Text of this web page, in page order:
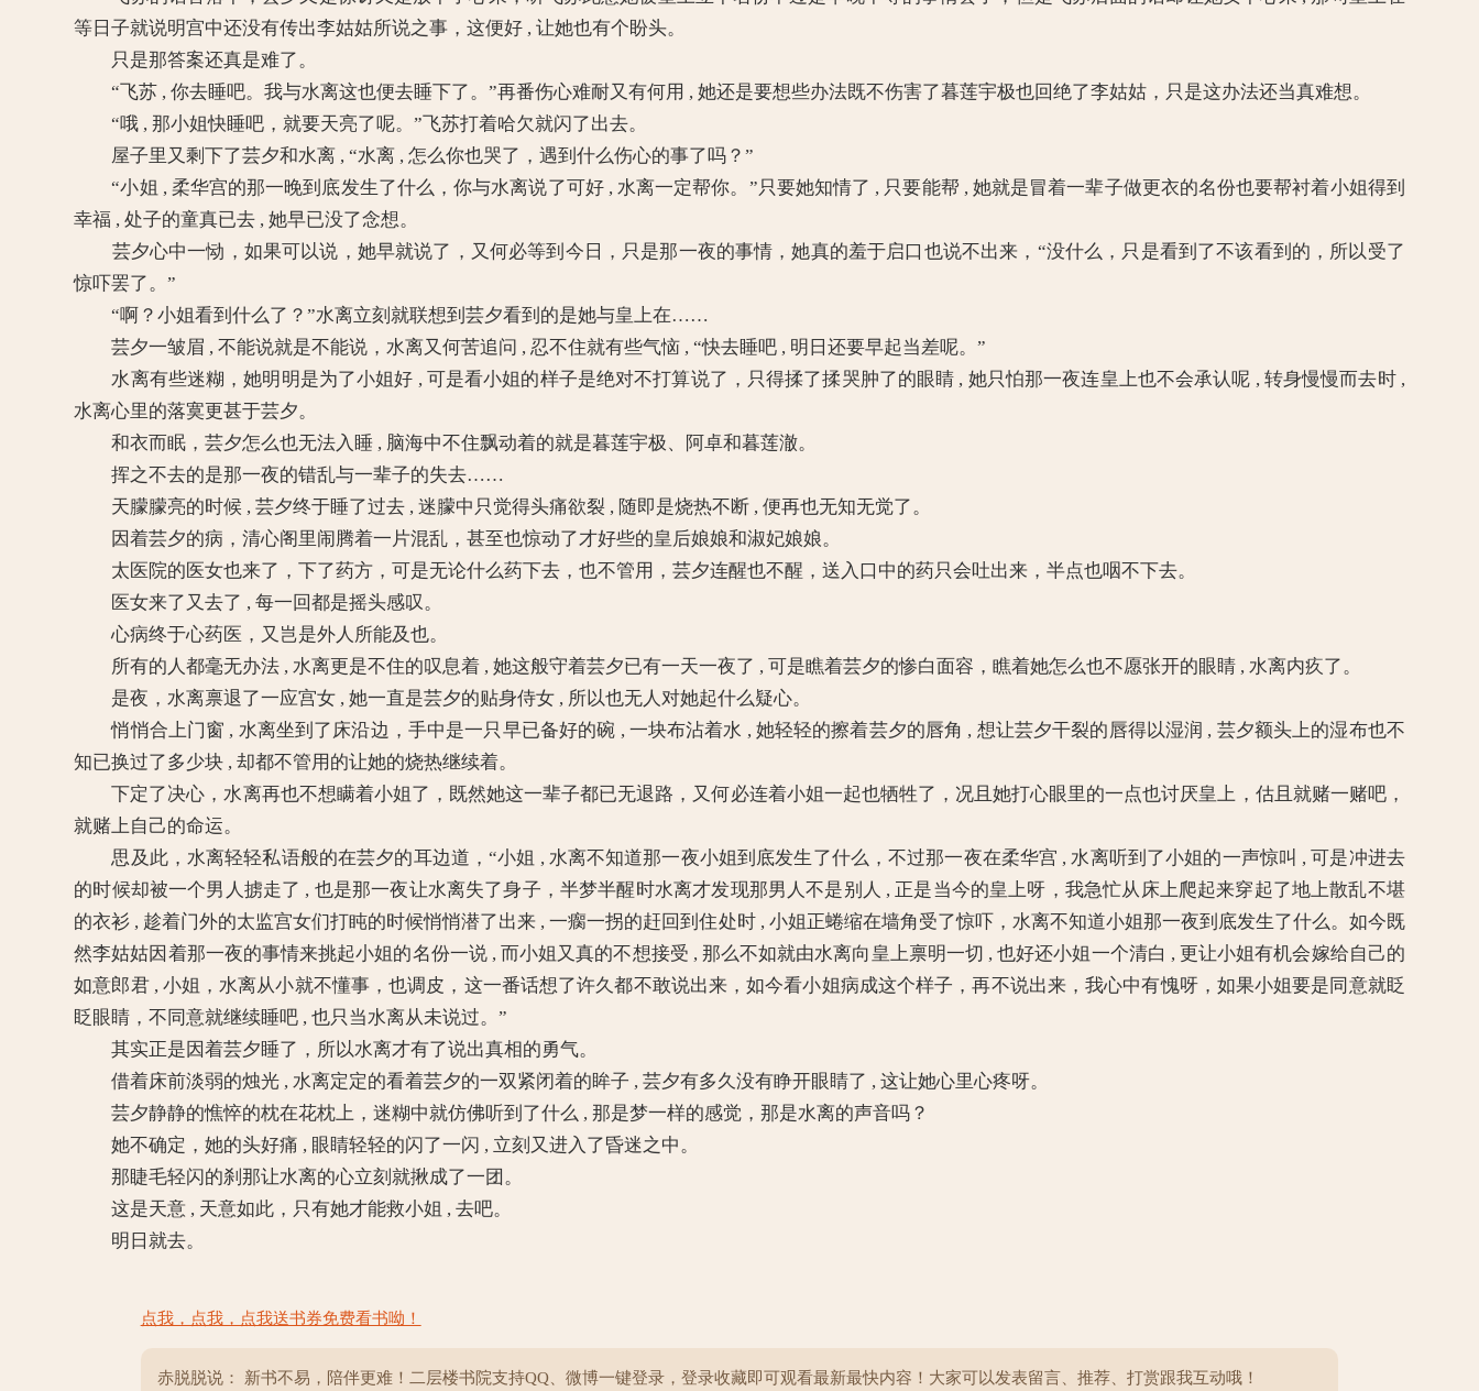
等日子就说明宫中还没有传出李姑姑所说之事，这便好 , 让她也有个盼头。
只是那答案还真是难了。
“飞苏 , 你去睡吧。我与水离这也便去睡下了。”再番伤心难耐又有何用 , 她还是要想些办法既不伤害了暮莲宇极也回绝了李姑姑，只是这办法还当真难想。
“哦 , 那小姐快睡吧，就要天亮了呢。”飞苏打着哈欠就闪了出去。
屋子里又剩下了芸夕和水离 , “水离 , 怎么你也哭了，遇到什么伤心的事了吗？”
“小姐 , 柔华宫的那一晚到底发生了什么，你与水离说了可好 , 水离一定帮你。”只要她知情了 , 只要能帮 , 她就是冒着一辈子做更衣的名份也要帮衬着小姐得到
幸福 , 处子的童真已去 , 她早已没了念想。
芸夕心中一恸，如果可以说，她早就说了，又何必等到今日，只是那一夜的事情，她真的羞于启口也说不出来，“没什么，只是看到了不该看到的，所以受了
惊吓罢了。”
“啊？小姐看到什么了？”水离立刻就联想到芸夕看到的是她与皇上在……
芸夕一皱眉 , 不能说就是不能说，水离又何苦追问 , 忍不住就有些气恼 , “快去睡吧 , 明日还要早起当差呢。”
水离有些迷糊，她明明是为了小姐好 , 可是看小姐的样子是绝对不打算说了，只得揉了揉哭肿了的眼睛 , 她只怕那一夜连皇上也不会承认呢 , 转身慢慢而去时 ,
水离心里的落寞更甚于芸夕。
和衣而眠，芸夕怎么也无法入睡 , 脑海中不住飘动着的就是暮莲宇极、阿卓和暮莲澈。
挥之不去的是那一夜的错乱与一辈子的失去……
天朦朦亮的时候 , 芸夕终于睡了过去 , 迷朦中只觉得头痛欲裂 , 随即是烧热不断 , 便再也无知无觉了。
因着芸夕的病，清心阁里闹腾着一片混乱，甚至也惊动了才好些的皇后娘娘和淑妃娘娘。
太医院的医女也来了，下了药方，可是无论什么药下去，也不管用，芸夕连醒也不醒，送入口中的药只会吐出来，半点也咽不下去。
医女来了又去了 , 每一回都是摇头感叹。
心病终于心药医，又岂是外人所能及也。
所有的人都毫无办法 , 水离更是不住的叹息着 , 她这般守着芸夕已有一天一夜了 , 可是瞧着芸夕的惨白面容，瞧着她怎么也不愿张开的眼睛 , 水离内疚了。
是夜，水离禀退了一应宫女 , 她一直是芸夕的贴身侍女 , 所以也无人对她起什么疑心。
悄悄合上门窗 , 水离坐到了床沿边，手中是一只早已备好的碗 , 一块布沾着水 , 她轻轻的擦着芸夕的唇角 , 想让芸夕干裂的唇得以湿润 , 芸夕额头上的湿布也不
知已换过了多少块 , 却都不管用的让她的烧热继续着。
下定了决心，水离再也不想瞒着小姐了，既然她这一辈子都已无退路，又何必连着小姐一起也牺牲了，况且她打心眼里的一点也讨厌皇上，估且就赌一赌吧，
就赌上自己的命运。
思及此，水离轻轻私语般的在芸夕的耳边道，“小姐 , 水离不知道那一夜小姐到底发生了什么，不过那一夜在柔华宫 , 水离听到了小姐的一声惊叫 , 可是冲进去
的时候却被一个男人掳走了 , 也是那一夜让水离失了身子，半梦半醒时水离才发现那男人不是别人 , 正是当今的皇上呀，我急忙从床上爬起来穿起了地上散乱不堪
的衣衫 , 趁着门外的太监宫女们打盹的时候悄悄潜了出来 , 一瘸一拐的赶回到住处时 , 小姐正蜷缩在墙角受了惊吓，水离不知道小姐那一夜到底发生了什么。如今既
然李姑姑因着那一夜的事情来挑起小姐的名份一说 , 而小姐又真的不想接受 , 那么不如就由水离向皇上禀明一切 , 也好还小姐一个清白 , 更让小姐有机会嫁给自己的
如意郎君 , 小姐，水离从小就不懂事，也调皮，这一番话想了许久都不敢说出来，如今看小姐病成这个样子，再不说出来，我心中有愧呀，如果小姐要是同意就眨
眨眼睛，不同意就继续睡吧 , 也只当水离从未说过。”
其实正是因着芸夕睡了，所以水离才有了说出真相的勇气。
借着床前淡弱的烛光 , 水离定定的看着芸夕的一双紧闭着的眸子 , 芸夕有多久没有睁开眼睛了 , 这让她心里心疼呀。
芸夕静静的憔悴的枕在花枕上，迷糊中就仿佛听到了什么 , 那是梦一样的感觉，那是水离的声音吗？
她不确定，她的头好痛 , 眼睛轻轻的闪了一闪 , 立刻又进入了昏迷之中。
那睫毛轻闪的刹那让水离的心立刻就揪成了一团。
这是天意 , 天意如此，只有她才能救小姐 , 去吧。
明日就去。
点我，点我，点我送书券免费看书呦！
赤脱脱说： 新书不易，陪伴更难！二层楼书院支持QQ、微博一键登录，登录收藏即可观看最新最快内容！大家可以发表留言、推荐、打赏跟我互动哦！